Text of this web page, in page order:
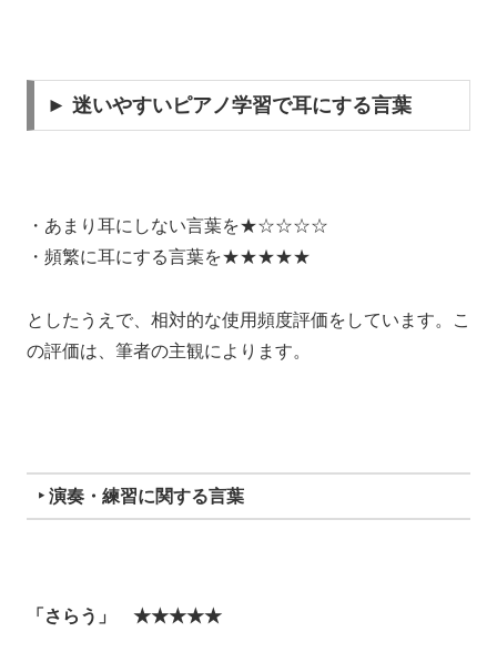
► 迷いやすいピアノ学習で耳にする言葉
・あまり耳にしない言葉を★☆☆☆☆
・頻繁に耳にする言葉を★★★★★
としたうえで、相対的な使用頻度評価をしています。こ
の評価は、筆者の主観によります。
‣ 演奏・練習に関する言葉
「さらう」 ★★★★★